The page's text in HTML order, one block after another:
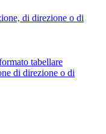
di direzione o di
tabellare
di direzione o di